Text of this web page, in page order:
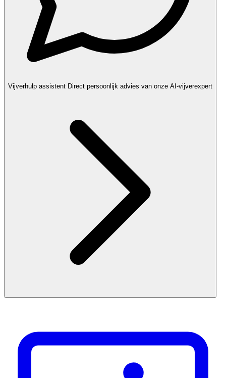
Vijverhulp assistent Direct persoonlijk advies van onze AI-vijverexpert